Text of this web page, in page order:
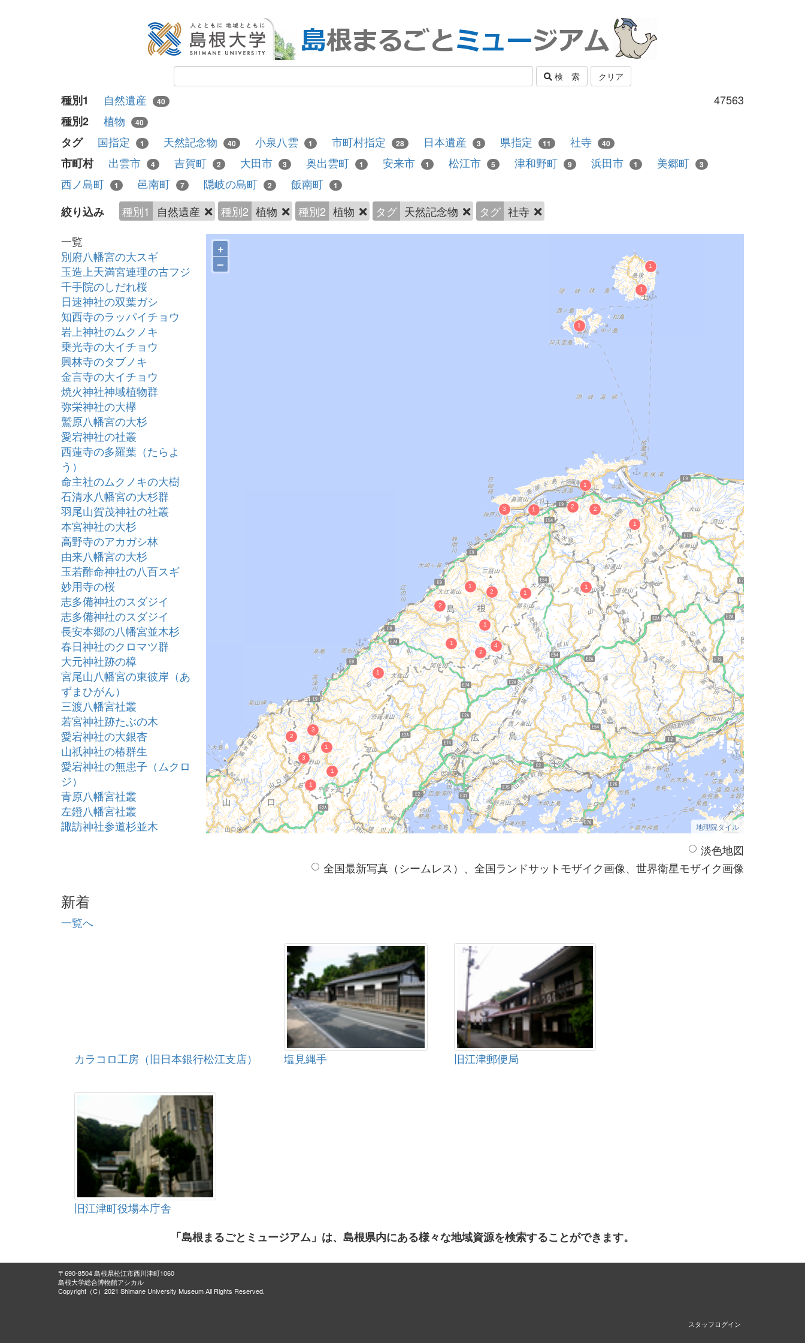
検 索 クリア
47563
種別1 自然遺産 40
種別2 植物 40
タグ 国指定 1 天然記念物 40 小泉八雲 1 市町村指定 28 日本遺産 3 県指定 11 社寺 40
市町村 出雲市 4 吉賀町 2 大田市 3 奥出雲町 1 安来市 1 松江市 5 津和野町 9 浜田市 1 美郷町 3
西ノ島町 1 邑南町 7 隠岐の島町 2 飯南町 1
絞り込み 種別1 自然遺産 種別2 植物 種別2 植物 タグ 天然記念物 タグ 社寺
一覧
別府八幡宮の大スギ
玉造上天満宮連理の古フジ
千手院のしだれ桜
日速神社の双葉ガシ
知西寺のラッパイチョウ
岩上神社のムクノキ
乗光寺の大イチョウ
興林寺のタブノキ
金言寺の大イチョウ
焼火神社神域植物群
弥栄神社の大欅
鷲原八幡宮の大杉
愛宕神社の社叢
西蓮寺の多羅葉（たらよ
う）
命主社のムクノキの大樹
石清水八幡宮の大杉群
羽尾山賀茂神社の社叢
本宮神社の大杉
高野寺のアカガシ林
由来八幡宮の大杉
玉若酢命神社の八百スギ
妙用寺の桜
志多備神社のスダジイ
志多備神社のスダジイ
長安本郷の八幡宮並木杉
春日神社のクロマツ群
大元神社跡の樟
宮尾山八幡宮の東彼岸（あ
ずまひがん）
三渡八幡宮社叢
若宮神社跡たぶの木
愛宕神社の大銀杏
山祇神社の椿群生
愛宕神社の無患子（ムクロ
ジ）
青原八幡宮社叢
左鐙八幡宮社叢
諏訪神社参道杉並木
+
–
地理院タイル
淡色地図
全国最新写真（シームレス）、全国ランドサットモザイク画像、世界衛星モザイク画像
新着
一覧へ
カラコロ工房（旧日本銀行松江支店） 塩見縄手 旧江津郵便局
旧江津町役場本庁舎
「島根まるごとミュージアム」は、島根県内にある様々な地域資源を検索することができます。
〒690-8504 島根県松江市西川津町1060
島根大学総合博物館アシカル
Copyright（C）2021 Shimane University Museum All Rights Reserved.
スタッフログイン